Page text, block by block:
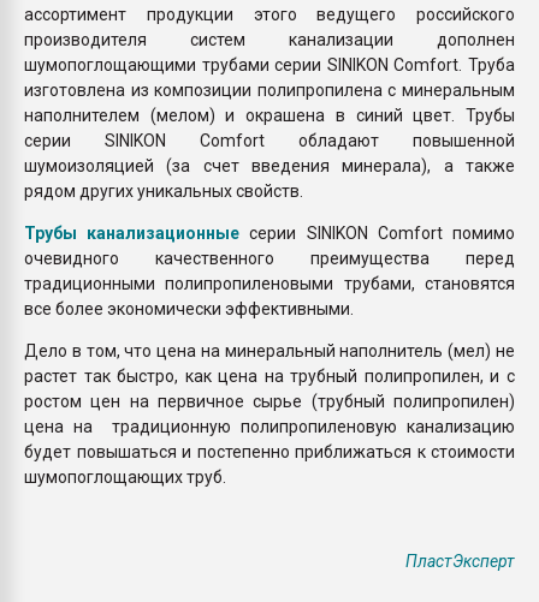
ассортимент продукции этого ведущего российского
производителя систем канализации дополнен
шумопоглощающими трубами серии SINIKON Comfort. Труба
изготовлена из композиции полипропилена с минеральным
наполнителем (мелом) и окрашена в синий цвет. Трубы
серии SINIKON Comfort обладают повышенной
шумоизоляцией (за счет введения минерала), а также
рядом других уникальных свойств.
Трубы канализационные серии SINIKON Comfort помимо
очевидного качественного преимущества перед
традиционными полипропиленовыми трубами, становятся
все более экономически эффективными.
Дело в том, что цена на минеральный наполнитель (мел) не
растет так быстро, как цена на трубный полипропилен, и с
ростом цен на первичное сырье (трубный полипропилен)
цена на традиционную полипропиленовую канализацию
будет повышаться и постепенно приближаться к стоимости
шумопоглощающих труб.
ПластЭксперт